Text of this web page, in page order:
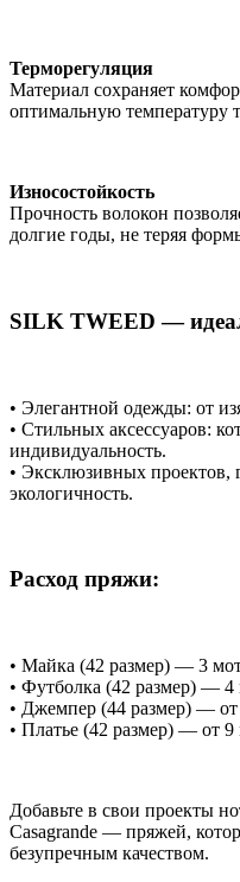
Терморегуляция
Материал сохраняет
оптимальную температуру
Износостойкость
Прочность волокон
долгие годы, не теряя
SILK TWEED —
• Элегантной одежды: от
• Стильных аксессуаров:
индивидуальность.
• Эксклюзивных проектов,
экологичность.
Расход пряжи:
• Майка (42 размер) — 3
• Футболка (42 размер) — 4
• Джемпер (44 размер) — от
• Платье (42 размер) — от 9
Добавьте в свои проекты
Casagrande — пряжей,
безупречным качеством.